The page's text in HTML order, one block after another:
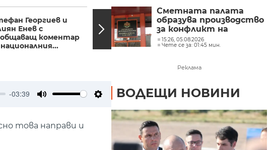
Георгиев и
Енев с
коментар
националния...
08:53, 13.06.2022
До края на деня се
очаква да
възстановят трафика
през прохода...
-03:39
това направи и
Сметната палата
образува производство
за конфликт на
интереси при Делян
Пеевски
15:26, 05.08.2026
Чете се за: 01:45 мин.
Реклама
ВОДЕЩИ НОВИНИ